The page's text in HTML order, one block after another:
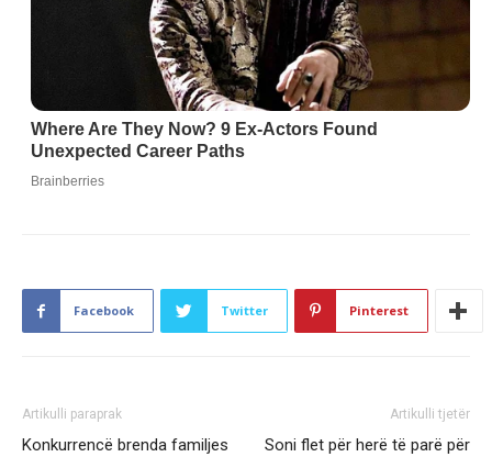
Facebook Twitter Pinterest
Artikulli paraprak
Konkurrencë brenda familjes
Artikulli tjetër
Soni flet për herë të parë për